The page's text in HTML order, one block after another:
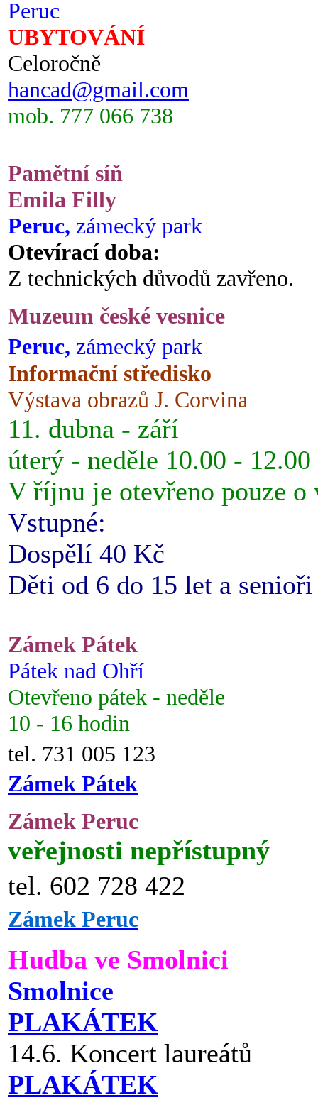
Peruc
UBYTOVÁNÍ
Celoročně
hancad@gmail.com
mob. 777 066 738
Pamětní síň
Emila Filly
Peruc, zámecký park
Otevírací doba:
Z technických důvodů zavřeno.
Muzeum české vesnice
Peruc, zámecký park
Informační středisko
Výstava obrazů J. Corvina
11. dubna - září
úterý - neděle 10.00 -
V říjnu je otevřeno pouze o
Vstupné:
Dospělí 40 Kč
Děti od 6 do 15 let a
Zámek Pátek
Pátek nad Ohří
Otevřeno pátek - neděle
10 - 16 hodin
tel. 731 005 123
Zámek Pátek
Zámek Peruc
veřejnosti nepřístupný
tel. 602 728 422
Zámek Peruc
Hudba ve Smolnici
Smolnice
PLAKÁTEK
14.6. Koncert laureátů
PLAKÁTEK